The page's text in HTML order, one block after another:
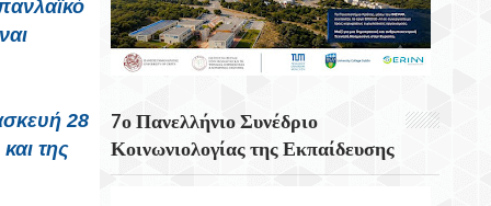
28
της
Κουνάβοι Του Δήμου Αρχανών
Αστερουσίων
Προϊόντων, Οικοτεχνίας & Χειροτεχνίας
7ο Πανελλήνιο Συνέδριο
Κοινωνιολογίας της Εκπαίδευσης